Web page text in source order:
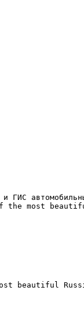
ГИС
most
beautiful